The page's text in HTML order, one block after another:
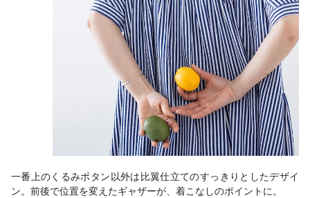
一番上のくるみボタン以外は比翼仕立てのすっきりとしたデザイ
ン。前後で位置を変えたギャザーが、着こなしのポイントに。